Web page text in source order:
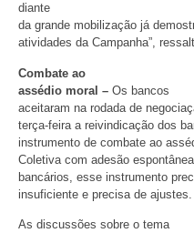
diante
da grande mobilização já
atividades da Campanha”,
Combate ao
assédio moral – Os bancos
aceitaram na rodada de
terça-feira a reivindicação dos
instrumento de combate ao
Coletiva com adesão
bancários, esse instrumento
insuficiente e precisa de ajustes.
As discussões sobre o tema